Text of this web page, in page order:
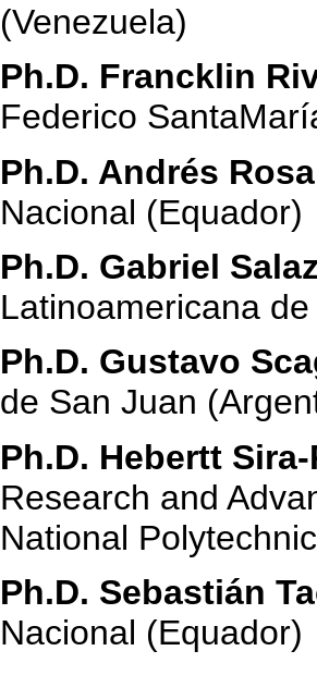
(Venezuela)
Ph.D. Francklin
Federico
Ph.D. Andrés
Nacional (Equador)
Ph.D. Gabriel
Latinoamericana
Ph.D. Gustavo
de San Juan
Ph.D. Hebertt
Research and
National
Ph.D. Sebastián
Nacional (Equador)